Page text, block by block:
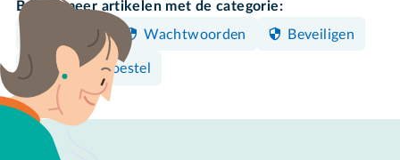
Bekijk meer artikelen met de categorie:
Instellen
Wachtwoorden Beveiligen
Android-toestel